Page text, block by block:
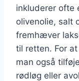
inkluderer ofte
olivenolie, salt
fremhæver
til retten. For
man også
rødløg eller